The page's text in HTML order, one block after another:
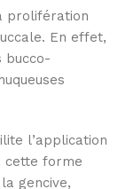
prolifération
En effet,
bucco-
l’application
cette forme
gencive,